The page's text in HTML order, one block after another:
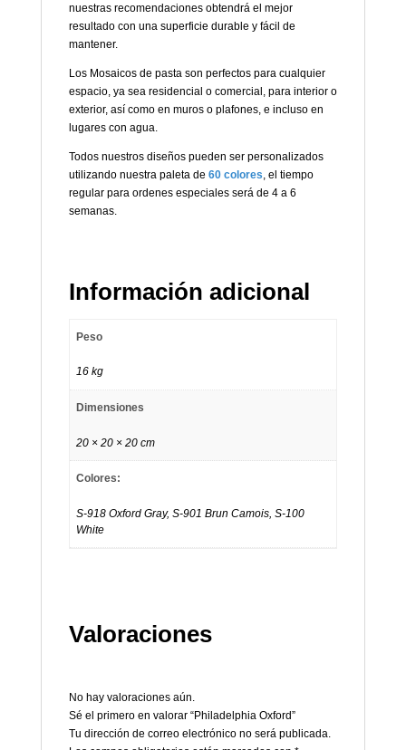
nuestras recomendaciones obtendrá el mejor
resultado con una superficie durable y fácil de
mantener.
Los Mosaicos de pasta son perfectos para cualquier
espacio, ya sea residencial o comercial, para interior o
exterior, así como en muros o plafones, e incluso en
lugares con agua.
Todos nuestros diseños pueden ser personalizados
utilizando nuestra paleta de 60 colores , el tiempo
regular para ordenes especiales será de 4 a 6
semanas.
Información adicional
Peso
16 kg
Dimensiones
20 × 20 × 20 cm
Colores:
S-918 Oxford Gray, S-901 Brun Camois, S-100
White
Valoraciones
No hay valoraciones aún.
Sé el primero en valorar “Philadelphia Oxford”
Tu dirección de correo electrónico no será publicada.